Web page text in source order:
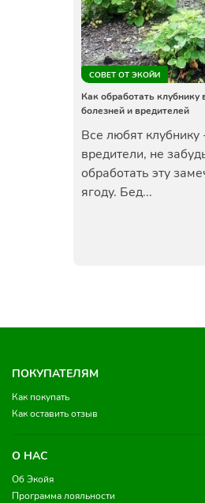
СОВЕТ ОТ ЭКОЙИ
Как обработать клубнику
болезней и вредителей
Все любят
вредители, не
обработать эту
ягоду. Бед...
ПОКУПАТЕЛЯМ
Как покупать
Как оставить отзыв
О НАС
Об Экойя
Программа лояльности